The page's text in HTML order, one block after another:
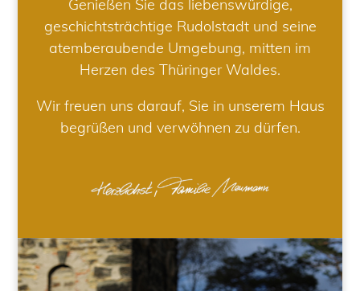
Genießen Sie das liebenswürdige,
geschichtsträchtige Rudolstadt und seine
atemberaubende Umgebung, mitten im
Herzen des Thüringer Waldes.
Wir freuen uns darauf, Sie in unserem Haus
begrüßen und verwöhnen zu dürfen.